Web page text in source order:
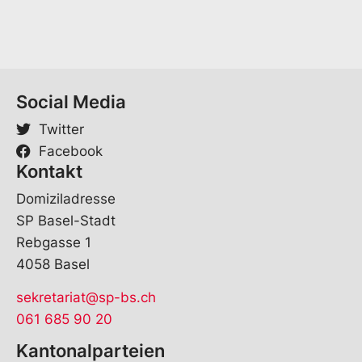
Social Media
Twitter
Facebook
Kontakt
Domiziladresse
SP Basel-Stadt
Rebgasse 1
4058 Basel
sekretariat@sp-bs.ch
061 685 90 20
Kantonalparteien